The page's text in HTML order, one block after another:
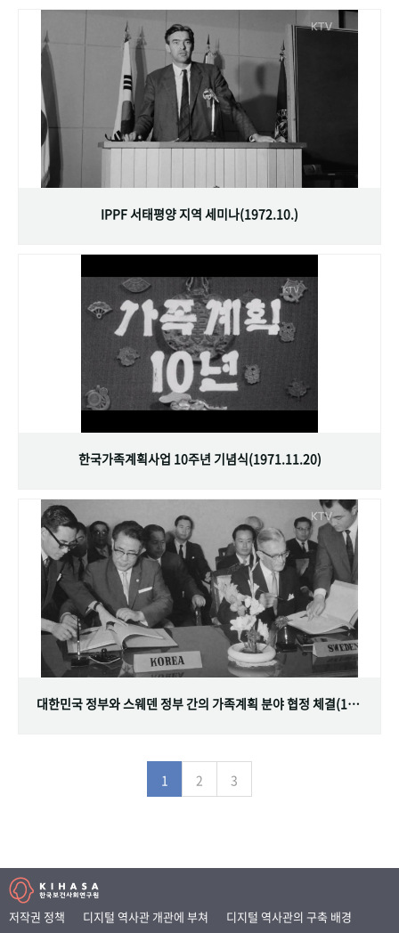
IPPF 서태평양 지역 세미나(1972.10.)
한국가족계획사업 10주년 기념식(1971.11.20)
대한민국 정부와 스웨덴 정부 간의 가족계획 분야 협정 체결(1968.07.12)
1 2 3
저작권 정책 디지털 역사관 개관에 부쳐
디지털 역사관의 구축 배경